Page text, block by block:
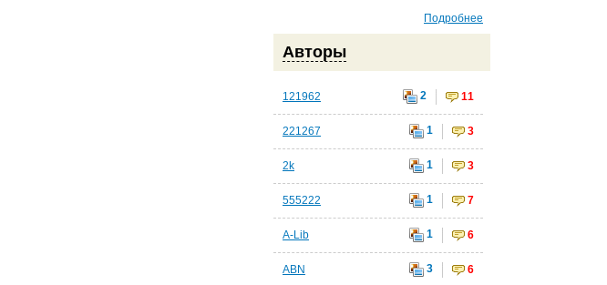
Подробнее
Авторы
121962 2 11
221267 1 3
2k 1 3
555222 1 7
A-Lib 1 6
ABN 3 6